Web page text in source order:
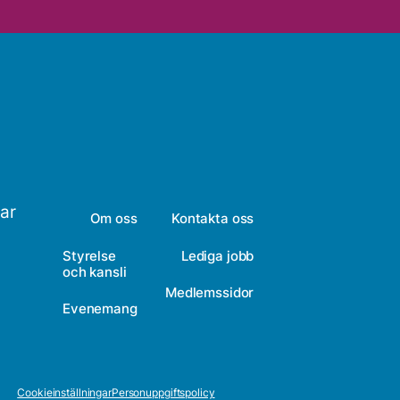
Om oss
Styrelse
och kansli
Evenemang
Kontakta oss
Lediga jobb
Medlemssidor
CookieinställningarPersonuppgiftspolicy